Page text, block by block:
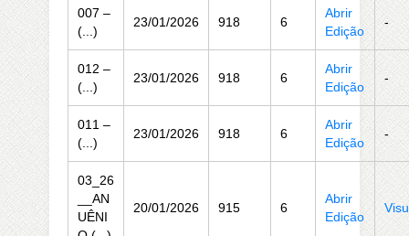
007 –
(...)
23/01/2026 918 6
Abrir
Edição
-
012 –
(...)
23/01/2026 918 6
Abrir
Edição
-
011 –
(...)
23/01/2026 918 6
Abrir
Edição
-
03_26
__AN
UÊNI
20/01/2026 915 6
Abrir
Edição